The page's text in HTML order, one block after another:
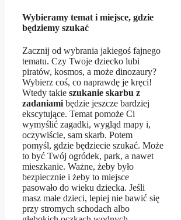
Wybieramy temat i miejsce, gdzie
będziemy szukać
Zacznij od wybrania jakiegoś fajnego
tematu. Czy Twoje dziecko lubi
piratów, kosmos, a może dinozaury?
Wybierz coś, co naprawdę je kręci!
Wtedy takie szukanie skarbu z
zadaniami będzie jeszcze bardziej
ekscytujące. Temat pomoże Ci
wymyślić zagadki, wygląd mapy i,
oczywiście, sam skarb. Potem
pomyśl, gdzie będziecie szukać. Może
to być Twój ogródek, park, a nawet
mieszkanie. Ważne, żeby było
bezpiecznie i żeby to miejsce
pasowało do wieku dziecka. Jeśli
masz małe dzieci, lepiej nie bawić się
przy stromych schodach albo